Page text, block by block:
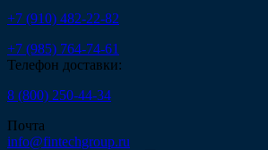
+7 (910) 482-22-82
+7 (985) 764-74-61
Телефон доставки:
8 (800) 250-44-34
Почта
info@fintechgroup.ru